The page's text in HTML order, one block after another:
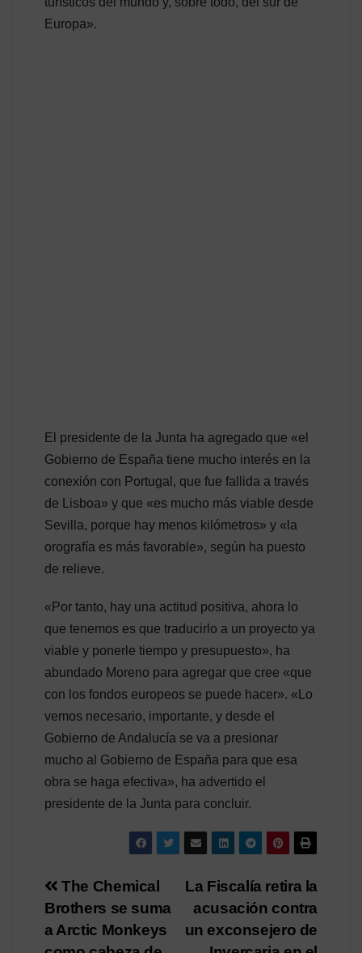
Europa».
El presidente de la Junta ha agregado que «el
Gobierno de España tiene mucho interés en la
conexión con Portugal, que fue fallida a través
de Lisboa» y que «es mucho más viable desde
Sevilla, porque hay menos kilómetros» y «la
orografía es más favorable», según ha puesto
de relieve.
«Por tanto, hay una actitud positiva, ahora lo
que tenemos es que traducirlo a un proyecto ya
viable y ponerle tiempo y presupuesto», ha
abundado Moreno para agregar que cree «que
con los fondos europeos se puede hacer». «Lo
vemos necesario, importante, y desde el
Gobierno de Andalucía se va a presionar
mucho al Gobierno de España para que esa
obra se haga efectiva», ha advertido el
presidente de la Junta para concluir.
Navegación
de
La Fiscalía retira la
acusación contra
un exconsejero de
The Chemical
Brothers se suma
a Arctic Monkeys